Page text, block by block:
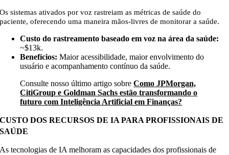
Os sistemas ativados por voz rastreiam as métricas de saúde do
paciente, oferecendo uma maneira mãos-livres de monitorar a saúde.
Custo do rastreamento baseado em voz na área da saúde:
~$13k.
Benefícios:Maior acessibilidade, maior envolvimento do
usuário e acompanhamento contínuo da saúde.
Consulte nosso último artigo sobreComo JPMorgan,
CitiGroup e Goldman Sachs estão transformando o
futuro com Inteligência Artificial em Finanças?
CUSTO DOS RECURSOS DE IA PARA PROFISSIONAIS DE
SAÚDE
As tecnologias de IA melhoram as capacidades dos profissionais de